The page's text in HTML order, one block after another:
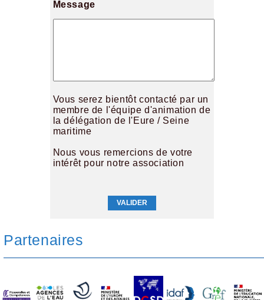
Message
Vous serez bientôt contacté par un
membre de l'équipe d'animation de
la délégation de l'Eure / Seine
maritime
Nous vous remercions de votre
intérêt pour notre association
Partenaires